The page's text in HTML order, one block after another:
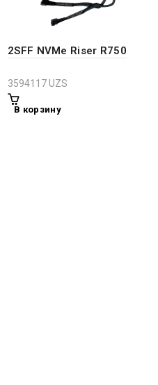
2SFF NVMe Riser R750
3594117UZS
В корзину